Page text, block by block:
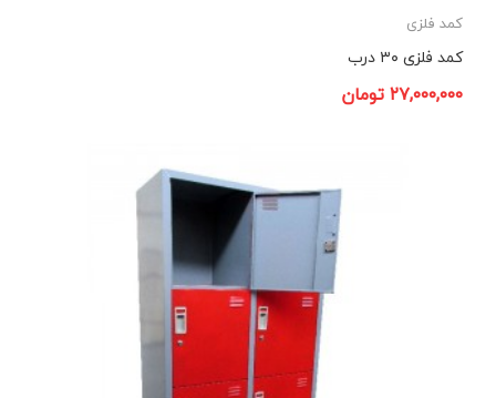
کمد فلزی
کمد فلزی ۳۰ درب
۲۷,۰۰۰,۰۰۰تومان